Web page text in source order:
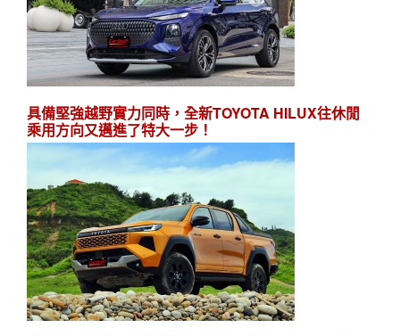
具備堅強越野實力同時，全新TOYOTA HILUX往休閒
乘用方向又邁進了特大一步！